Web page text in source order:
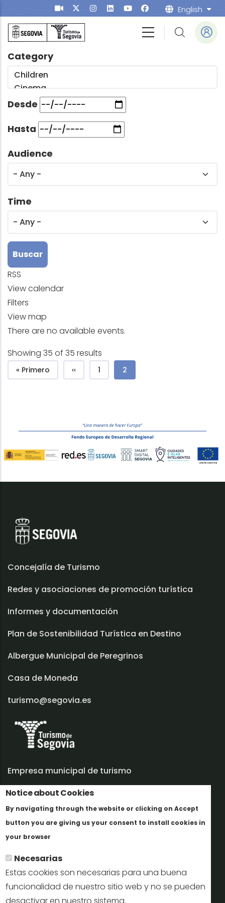
Notice about Cookies
By navigating through the website or clicking on Accept
button you are giving us your consent to install cookies in
your browser
Necesarias
Estas cookies son necesarias para una buena
funcionalidad de nuestro sitio web y no se pueden
Skip to main content English List
Category
Desde
Hasta
Audience
Time
RSS
View calendar
Filters
View map
There are no available events.
Showing 35 of 35 results
Pagination
First page
« Primero Previous page
‹‹ Page
1 Current page
2
Concejalía de Turismo
Redes y asociaciones de promoción turística
Informes y documentación
Plan de Sostenibilidad Turística en Destino
Albergue Municipal de Peregrinos
Casa de Moneda
turismo@segovia.es
Empresa municipal de turismo
Trabaja con nosotros
Informes y documentación
Perfil del contratante
Oficinas de Turismo
reservas@turismodesegovia.com